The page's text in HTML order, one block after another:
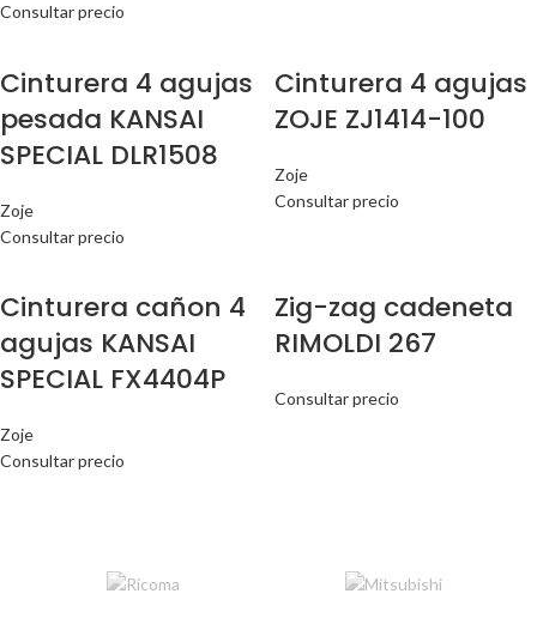
Consultar precio
Cinturera 4 agujas
pesada KANSAI
SPECIAL DLR1508
Zoje
Consultar precio
Cinturera 4 agujas
ZOJE ZJ1414-100
Zoje
Consultar precio
Cinturera cañon 4
agujas KANSAI
SPECIAL FX4404P
Zoje
Consultar precio
Zig-zag cadeneta
RIMOLDI 267
Consultar precio